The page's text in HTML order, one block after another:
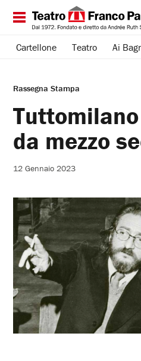
Cartellone Teatro Ai
Rassegna Stampa
da mezzo
12 Gennaio 2023